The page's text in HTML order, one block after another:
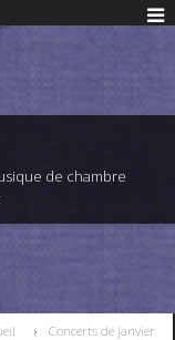
de chambre
Concerts de janvier